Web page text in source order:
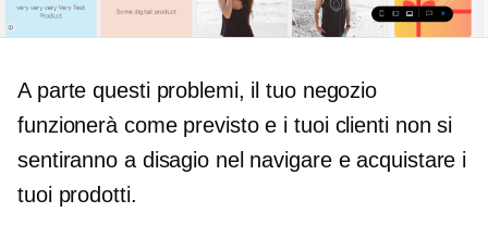
A parte questi problemi, il tuo negozio
funzionerà come previsto e i tuoi clienti non si
sentiranno a disagio nel navigare e acquistare i
tuoi prodotti.